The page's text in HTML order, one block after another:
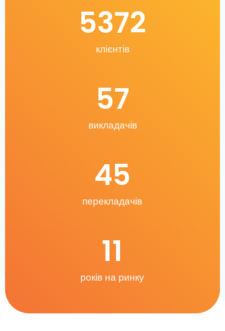
клієнтів
5372
викладачів
57
перекладачів
45
років на ринку
11